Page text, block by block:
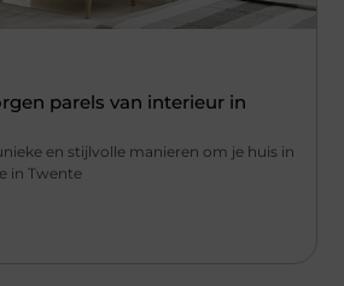
parels van interieur in
en stijlvolle manieren om je huis in
in Twente